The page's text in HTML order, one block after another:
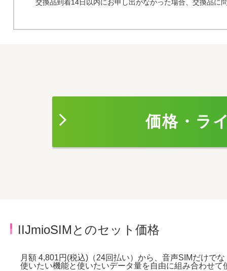
交換品到着14日以内にお申し出がなかった場合、交換品に
価格・ラ
IIJmioSIMとのセット価格
月額 4,801円(税込)（24回払い）から、音声SIMだけで
使いたい機能と使いたいデータ量を自由に組み合わせて